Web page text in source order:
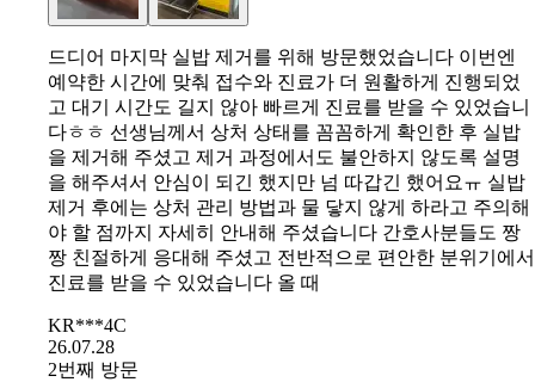
드디어 마지막 실밥 제거를 위해 방문했었습니다 이번엔
예약한 시간에 맞춰 접수와 진료가 더 원활하게 진행되었
고 대기 시간도 길지 않아 빠르게 진료를 받을 수 있었습니
다ㅎㅎ 선생님께서 상처 상태를 꼼꼼하게 확인한 후 실밥
을 제거해 주셨고 제거 과정에서도 불안하지 않도록 설명
을 해주셔서 안심이 되긴 했지만 넘 따갑긴 했어요ㅠ 실밥
제거 후에는 상처 관리 방법과 물 닿지 않게 하라고 주의해
야 할 점까지 자세히 안내해 주셨습니다 간호사분들도 짱
짱 친절하게 응대해 주셨고 전반적으로 편안한 분위기에서
진료를 받을 수 있었습니다 올 때
KR***4C
26.07.28
2번째 방문